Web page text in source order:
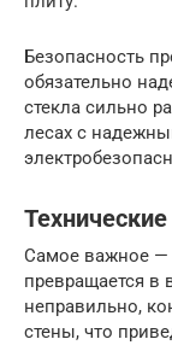
Безопасность
обязательно
стекла сильно
лесах с
Самое важное —
превращается в
неправильно,
стены, что